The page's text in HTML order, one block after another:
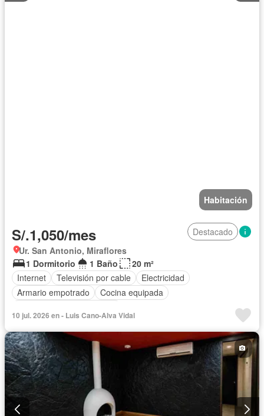
Habitación
S/.1,050/mes
Destacado
Ur. San Antonio, Miraflores
1 Dormitorio
1 Baño
20 m²
Internet
Televisión por cable
Electricidad
Armario empotrado
Cocina equipada
10 jul. 2026 en - Luis Cano-Alva Vidal